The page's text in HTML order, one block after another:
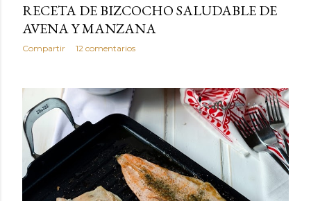
RECETA DE BIZCOCHO SALUDABLE DE
AVENA Y MANZANA
Compartir 12 comentarios